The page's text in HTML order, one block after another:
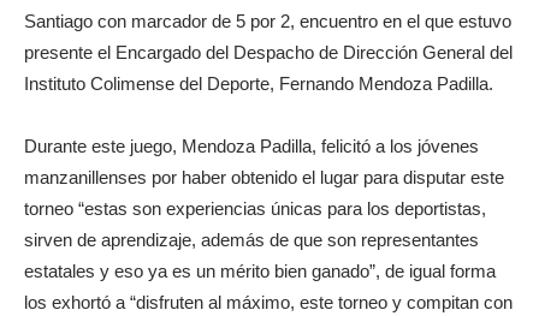
Santiago con marcador de 5 por 2, encuentro en el que estuvo
presente el Encargado del Despacho de Dirección General del
Instituto Colimense del Deporte, Fernando Mendoza Padilla.
Durante este juego, Mendoza Padilla, felicitó a los jóvenes
manzanillenses por haber obtenido el lugar para disputar este
torneo “estas son experiencias únicas para los deportistas,
sirven de aprendizaje, además de que son representantes
estatales y eso ya es un mérito bien ganado”, de igual forma
los exhortó a “disfruten al máximo, este torneo y compitan con